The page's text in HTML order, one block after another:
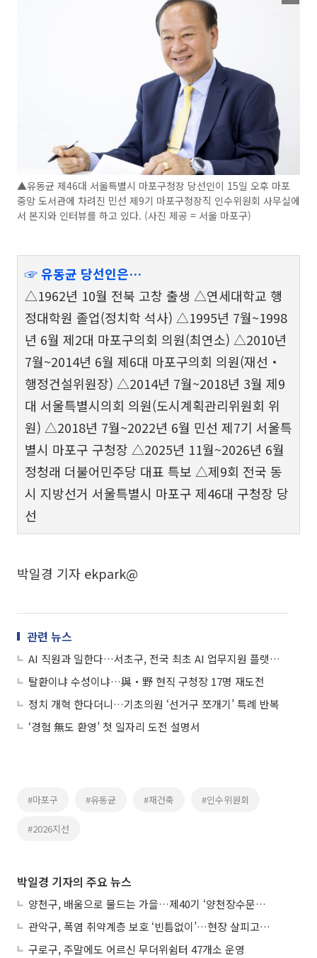
▲유동균 제46대 서울특별시 마포구청장 당선인이 15일 오후 마포
중앙 도서관에 차려진 민선 제9기 마포구청장직 인수위원회 사무실에
서 본지와 인터뷰를 하고 있다. (사진 제공 = 서울 마포구)
☞ 유동균 당선인은…
△1962년 10월 전북 고창 출생 △연세대학교 행
정대학원 졸업(정치학 석사) △1995년 7월~1998
년 6월 제2대 마포구의회 의원(최연소) △2010년
7월~2014년 6월 제6대 마포구의회 의원(재선‧
행정건설위원장) △2014년 7월~2018년 3월 제9
대 서울특별시의회 의원(도시계획관리위원회 위
원) △2018년 7월~2022년 6월 민선 제7기 서울특
별시 마포구 구청장 △2025년 11월~2026년 6월
정청래 더불어민주당 대표 특보 △제9회 전국 동
시 지방선거 서울특별시 마포구 제46대 구청장 당
선
박일경 기자 ekpark@
관련 뉴스
AI 직원과 일한다…서초구, 전국 최초 AI 업무지원 플랫폼 도입
탈환이냐 수성이냐…與‧野 현직 구청장 17명 재도전
정치 개혁 한다더니…기초의원 ‘선거구 쪼개기’ 특례 반복
‘경험 無도 환영’ 첫 일자리 도전 설명서
#마포구 #유동균 #재건축 #인수위원회
#2026지선
박일경 기자의 주요 뉴스
양천구, 배움으로 물드는 가을…제40기 ‘양천장수문화대학’ 수강생 모집
관악구, 폭염 취약계층 보호 ‘빈틈없이’…현장 살피고 지원 넓힌다
구로구, 주말에도 어르신 무더위쉼터 47개소 운영